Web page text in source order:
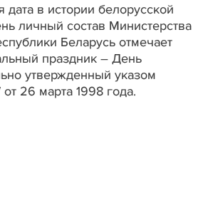
дата в истории белорусской
личный состав Министерства
Беларусь отмечает
праздник – День
утвержденный указом
26 марта 1998 года.